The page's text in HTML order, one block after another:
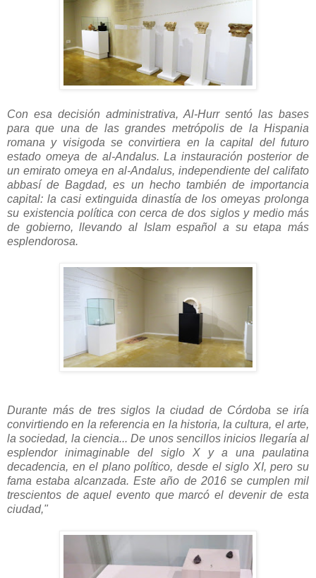
Con esa decisión administrativa, Al-Hurr sentó las bases
para que una de las grandes metrópolis de la Hispania
romana y visigoda se convirtiera en la capital del futuro
estado omeya de al-Andalus. La instauración posterior de
un emirato omeya en al-Andalus, independiente del califato
abbasí de Bagdad, es un hecho también de importancia
capital: la casi extinguida dinastía de los omeyas prolonga
su existencia política con cerca de dos siglos y medio más
de gobierno, llevando al Islam español a su etapa más
esplendorosa.
Durante más de tres siglos la ciudad de Córdoba se iría
convirtiendo en la referencia en la historia, la cultura, el arte,
la sociedad, la ciencia... De unos sencillos inicios llegaría al
esplendor inimaginable del siglo X y a una paulatina
decadencia, en el plano político, desde el siglo XI, pero su
fama estaba alcanzada.Este año de 2016 se cumplen mil
trescientos de aquel evento que marcó el devenir de esta
ciudad,"